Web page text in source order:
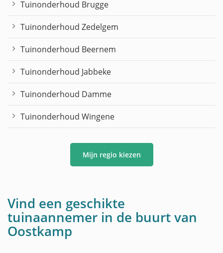
Tuinonderhoud Brugge
Tuinonderhoud Zedelgem
Tuinonderhoud Beernem
Tuinonderhoud Jabbeke
Tuinonderhoud Damme
Tuinonderhoud Wingene
Mijn regio kiezen
Vind een geschikte
tuinaannemer in de buurt van
Oostkamp